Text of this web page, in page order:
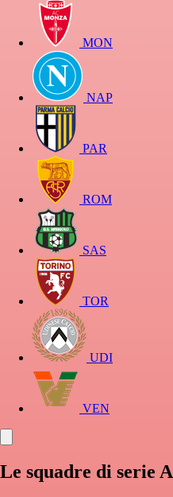
MON
NAP
PAR
ROM
SAS
TOR
UDI
VEN
Le squadre di serie A